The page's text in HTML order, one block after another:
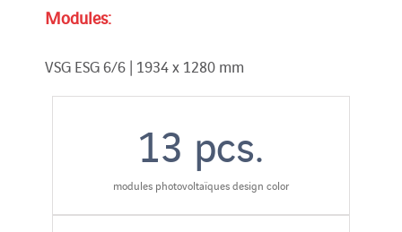
Modules:
VSG ESG 6/6 | 1934 x 1280 mm
13 pcs.
modules photovoltaïques design color